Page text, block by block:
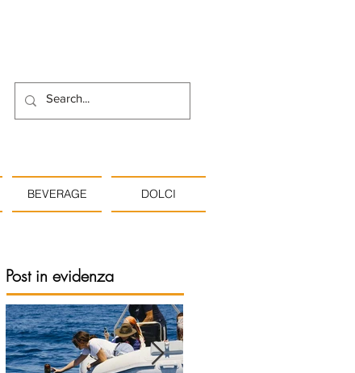
BEVERAGE DOLCI
Post in evidenza